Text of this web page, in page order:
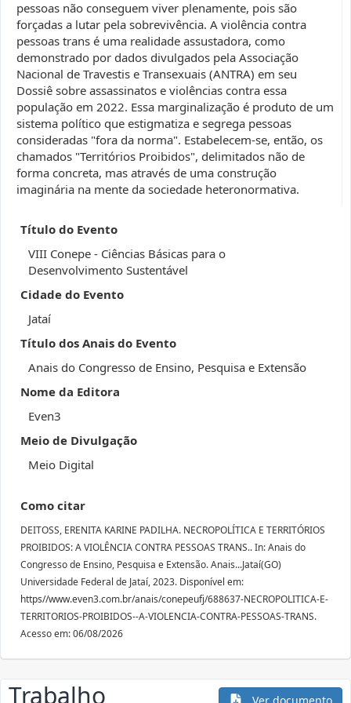
pessoas não conseguem viver plenamente, pois são
forçadas a lutar pela sobrevivência. A violência contra
pessoas trans é uma realidade assustadora, como
demonstrado por dados divulgados pela Associação
Nacional de Travestis e Transexuais (ANTRA) em seu
Dossiê sobre assassinatos e violências contra essa
população em 2022. Essa marginalização é produto de um
sistema político que estigmatiza e segrega pessoas
consideradas "fora da norma". Estabelecem-se, então, os
chamados "Territórios Proibidos", delimitados não de
forma concreta, mas através de uma construção
imaginária na mente da sociedade heteronormativa.
Título do Evento
VIII Conepe - Ciências Básicas para o
Desenvolvimento Sustentável
Cidade do Evento
Jataí
Título dos Anais do Evento
Anais do Congresso de Ensino, Pesquisa e Extensão
Nome da Editora
Even3
Meio de Divulgação
Meio Digital
Como citar
DEITOSS, ERENITA KARINE PADILHA. NECROPOLÍTICA E TERRITÓRIOS
PROIBIDOS: A VIOLÊNCIA CONTRA PESSOAS TRANS.. In: Anais do
Congresso de Ensino, Pesquisa e Extensão. Anais...Jataí(GO)
Universidade Federal de Jataí, 2023. Disponível em:
https//www.even3.com.br/anais/conepeufj/688637-NECROPOLITICA-E-
TERRITORIOS-PROIBIDOS--A-VIOLENCIA-CONTRA-PESSOAS-TRANS.
Acesso em: 06/08/2026
Trabalho